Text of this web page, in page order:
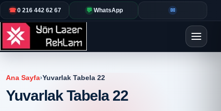
☎0 216 442 62 67 💬 WhatsApp ✉
Ana Sayfa›Yuvarlak Tabela 22
Yuvarlak Tabela 22